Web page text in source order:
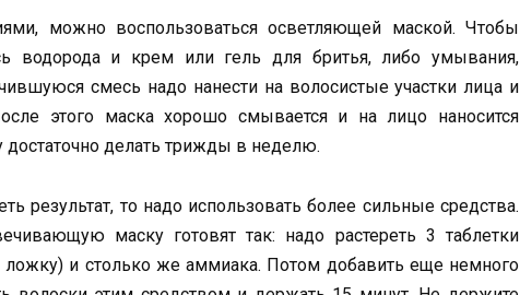
можно воспользоваться осветляющей маской. Чтобы
водорода и крем или гель для бритья, либо умывания,
смесь надо нанести на волосистые участки лица и
этого маска хорошо смывается и на лицо наносится
достаточно делать трижды в неделю.
результат, то надо использовать более сильные средства.
маску готовят так: надо растереть 3 таблетки
ложку) и столько же аммиака. Потом добавить еще немного